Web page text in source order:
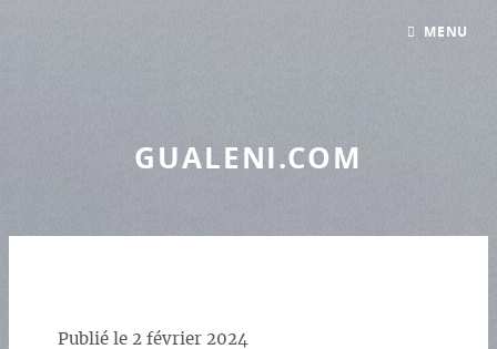
GUALENI.COM
Publié le 2 février 2024
MENU